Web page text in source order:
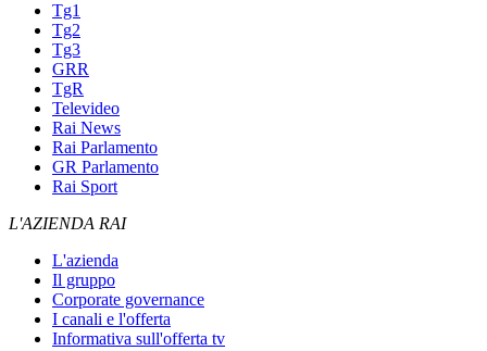
Tg1
Tg2
Tg3
GRR
TgR
Televideo
Rai News
Rai Parlamento
GR Parlamento
Rai Sport
L'AZIENDA RAI
L'azienda
Il gruppo
Corporate governance
I canali e l'offerta
Informativa sull'offerta tv